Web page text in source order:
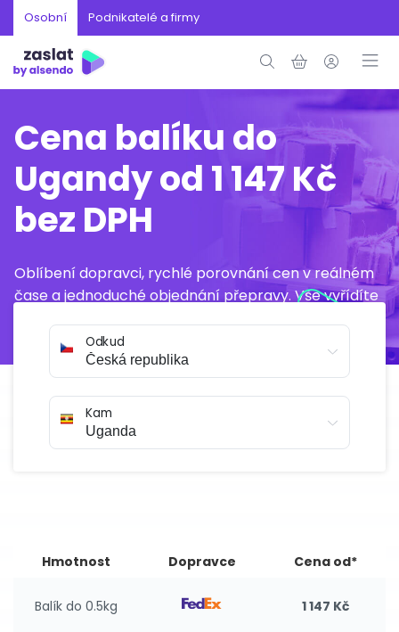
Osobní Podnikatelé a firmy
Cena balíku do
Ugandy od 1 147 Kč
bez DPH
Oblíbení dopravci, rychlé porovnání cen v reálném
čase a jednoduché objednání přepravy. Vše vyřídíte
Odkud
Kam
Hmotnost Dopravce Cena od*
Balík do 0.5kg 1 147 Kč